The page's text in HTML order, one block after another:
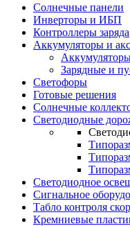
Солнечные панели
Инверторы и ИБП
Контроллеры заряда
Аккумуляторы и
Зарядные и
Светофоры
Готовые решения
Солнечные
Светодиодные
Светодиодное
Сигнальное
Табло контроля
Кремниевые